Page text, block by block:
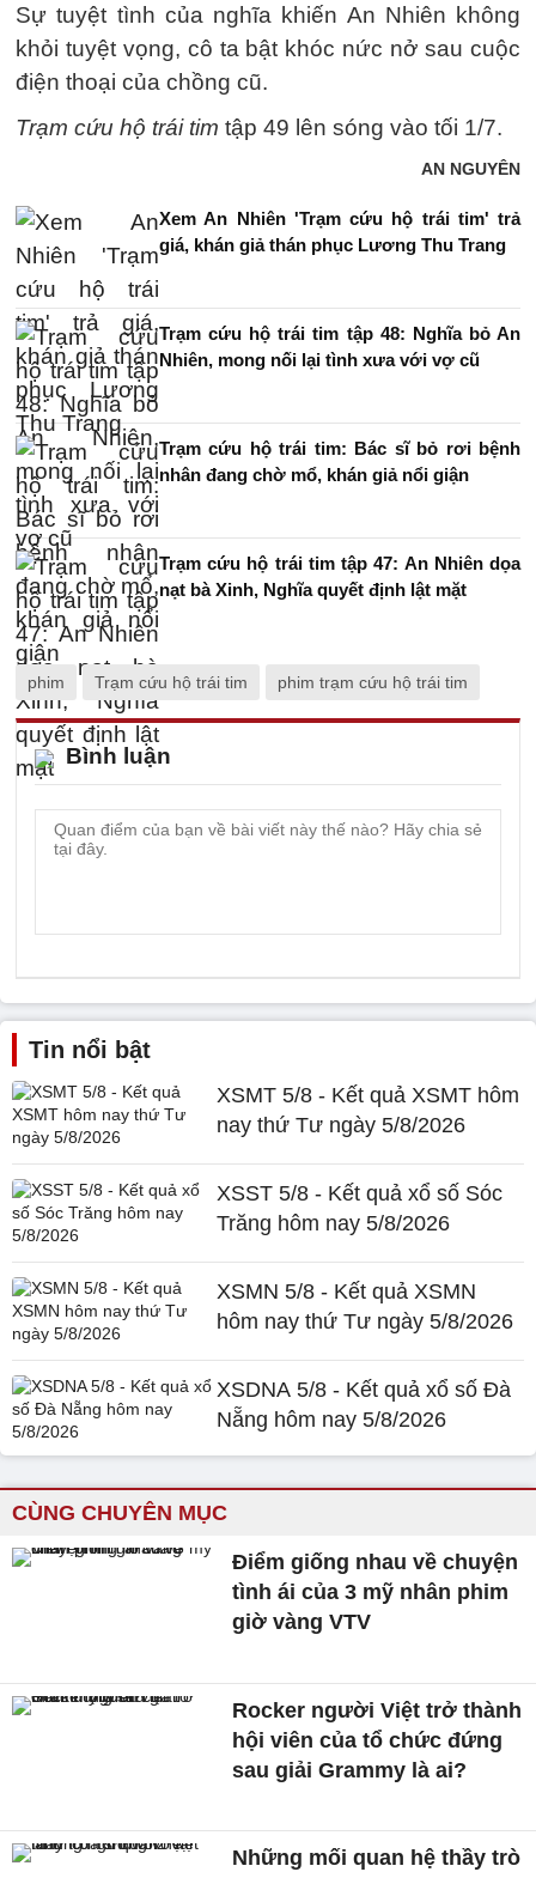
Sự tuyệt tình của nghĩa khiến An Nhiên không
khỏi tuyệt vọng, cô ta bật khóc nức nở sau cuộc
điện thoại của chồng cũ.
Trạm cứu hộ trái tim tập 49 lên sóng vào tối 1/7.
AN NGUYÊN
Xem An Nhiên 'Trạm cứu hộ trái tim' trả
giá, khán giả thán phục Lương Thu Trang
Trạm cứu hộ trái tim tập 48: Nghĩa bỏ An
Nhiên, mong nối lại tình xưa với vợ cũ
Trạm cứu hộ trái tim: Bác sĩ bỏ rơi bệnh
nhân đang chờ mổ, khán giả nổi giận
Trạm cứu hộ trái tim tập 47: An Nhiên dọa
nạt bà Xinh, Nghĩa quyết định lật mặt
phim Trạm cứu hộ trái tim phim trạm cứu hộ trái tim
Bình luận
Tin nổi bật
XSMT 5/8 - Kết quả XSMT hôm
nay thứ Tư ngày 5/8/2026
XSST 5/8 - Kết quả xổ số Sóc
Trăng hôm nay 5/8/2026
XSMN 5/8 - Kết quả XSMN
hôm nay thứ Tư ngày 5/8/2026
XSDNA 5/8 - Kết quả xổ số Đà
Nẵng hôm nay 5/8/2026
CÙNG CHUYÊN MỤC
Điểm giống nhau về chuyện
tình ái của 3 mỹ nhân phim
giờ vàng VTV
Rocker người Việt trở thành
hội viên của tổ chức đứng
sau giải Grammy là ai?
Những mối quan hệ thầy trò